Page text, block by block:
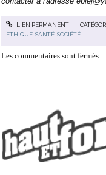
LIEN PERMANENT
ETHIQUE ,SANTÉ ,SOCIÉTÉ
Les commentaires sont fermés.